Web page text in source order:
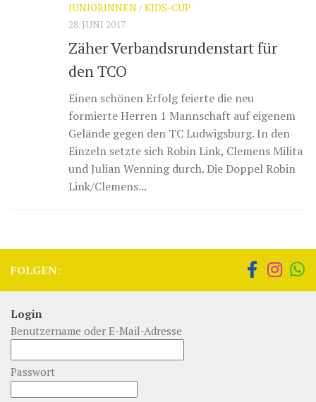
JUNIORINNEN/KIDS-CUP
28. JUNI 2017
Zäher Verbandsrundenstart für
den TCO
Einen schönen Erfolg feierte die neu
formierte Herren 1 Mannschaft auf eigenem
Gelände gegen den TC Ludwigsburg. In den
Einzeln setzte sich Robin Link, Clemens Milita
und Julian Wenning durch. Die Doppel Robin
Link/Clemens...
FOLGEN:
Login
Benutzername oder E-Mail-Adresse
Passwort